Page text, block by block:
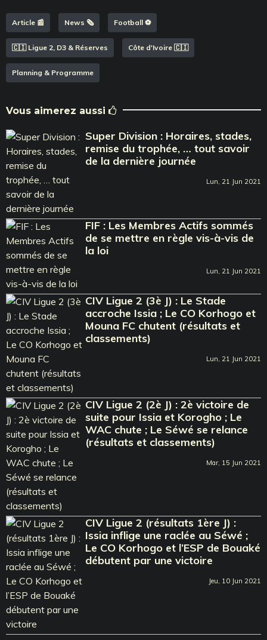
Article 📰 News 🗞️ Football ⚽️
🇨🇮 Ligue 2, D3 & Réserves Côte d'Ivoire 🇨🇮
Planning & Programme
Vous aimerez aussi
Super Division : Horaires, stades,
remise du trophée, … tout savoir
de la dernière journée
Lun, 21 Jun 2021
FIF : Les Membres Actifs sommés
de se mettre en règle vis-à-vis de
la loi
Lun, 21 Jun 2021
CIV Ligue 2 (3è J) : Le Stade
accroche Issia ; Le CO Korhogo et
Mouna FC chutent (résultats et
classements)
Lun, 21 Jun 2021
CIV Ligue 2 (2è J) : 2è victoire de
suite pour Issia et Korogho ; Le
WAC chute ; Le Séwé se relance
(résultats et classements)
Mar, 15 Jun 2021
CIV Ligue 2 (résultats 1ère J) :
Issia inflige une raclée au Séwé ;
Le CO Korhogo et l’ESP de Bouaké
débutent par une victoire
Jeu, 10 Jun 2021